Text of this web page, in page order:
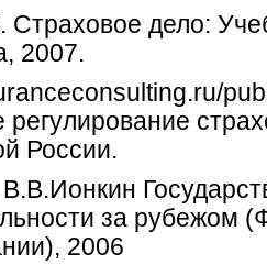
Страховое дело:
2007.
регулирование
России.
за рубежом
2006